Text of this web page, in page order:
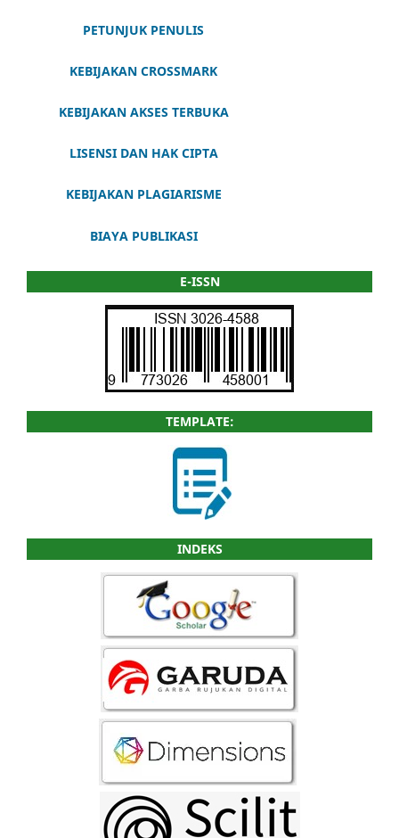
PETUNJUK PENULIS
KEBIJAKAN CROSSMARK
KEBIJAKAN AKSES TERBUKA
LISENSI DAN HAK CIPTA
KEBIJAKAN PLAGIARISME
BIAYA PUBLIKASI
E-ISSN
TEMPLATE:
INDEKS